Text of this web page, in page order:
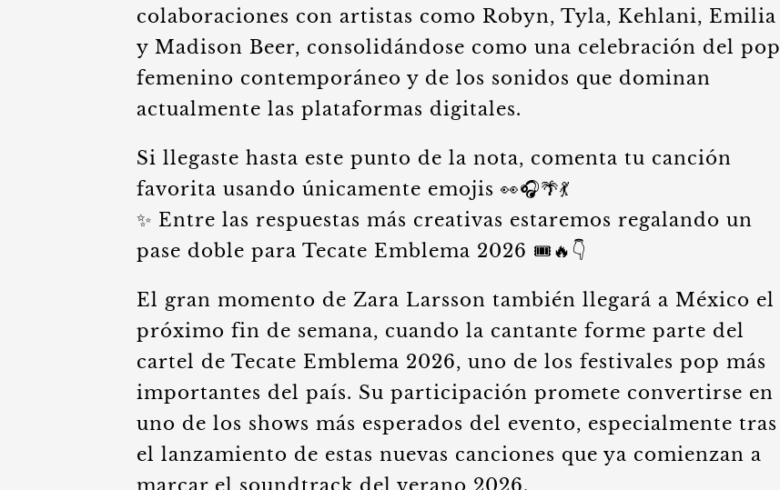
colaboraciones con artistas como Robyn, Tyla, Kehlani, Emilia
y Madison Beer, consolidándose como una celebración del pop
femenino contemporáneo y de los sonidos que dominan
actualmente las plataformas digitales.
Si llegaste hasta este punto de la nota, comenta tu canción
favorita usando únicamente emojis 👀🎧🌴💃
✨ Entre las respuestas más creativas estaremos regalando un
pase doble para Tecate Emblema 2026 🎟️🔥👇
El gran momento de Zara Larsson también llegará a México el
próximo fin de semana, cuando la cantante forme parte del
cartel de Tecate Emblema 2026, uno de los festivales pop más
importantes del país. Su participación promete convertirse en
uno de los shows más esperados del evento, especialmente tras
el lanzamiento de estas nuevas canciones que ya comienzan a
marcar el soundtrack del verano 2026.